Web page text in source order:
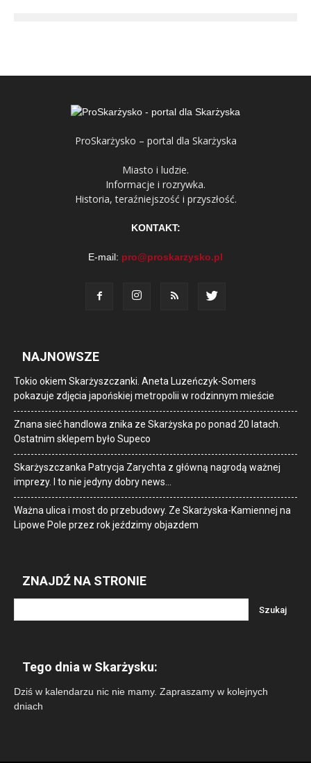
ProSkarżysko – portal dla Skarżyska
Miasto i ludzie.
Informacje i rozrywka.
Historia, teraźniejszość i przyszłość.
KONTAKT:
E-mail: pro@proskarzysko.pl
NAJNOWSZE
Tokio okiem Skarżyszczanki. Aneta Luzeńczyk-Somers
pokazuje zdjęcia japońskiej metropolii w rodzinnym mieście
Znana sieć handlowa znika ze Skarżyska po ponad 20 latach.
Ostatnim sklepem było Supeco
Skarżyszczanka Patrycja Zarychta z główną nagrodą ważnej
imprezy. I to nie jedyny dobry news…
Ważna ulica i most do przebudowy. Ze Skarżyska-Kamiennej na
Lipowe Pole przez rok jeździmy objazdem
ZNAJDŹ NA STRONIE
Tego dnia w Skarżysku:
Dziś w kalendarzu nic nie mamy. Zapraszamy w kolejnych
dniach